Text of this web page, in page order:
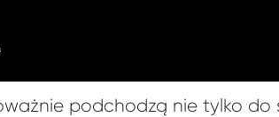
podchodzą nie tylko do